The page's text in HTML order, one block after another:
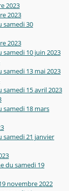
2023
2023
samedi 30
2023
10 juin 2023
13 mai 2023
15 avril 2023
samedi 18 mars
samedi 21 janvier
du samedi 19
novembre 2022